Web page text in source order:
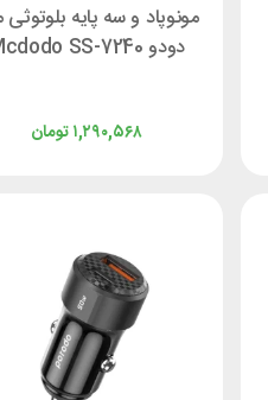
مونوپاد و سه پایه
دودو Mcdodo SS-7240
تومان۱,۲۹۰,۵۶۸